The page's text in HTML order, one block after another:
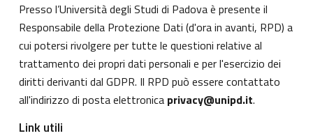
Presso l’Università degli Studi di Padova è presente il
Responsabile della Protezione Dati (d'ora in avanti, RPD) a
cui potersi rivolgere per tutte le questioni relative al
trattamento dei propri dati personali e per l'esercizio dei
diritti derivanti dal GDPR. Il RPD può essere contattato
all'indirizzo di posta elettronica privacy@unipd.it.
Link utili